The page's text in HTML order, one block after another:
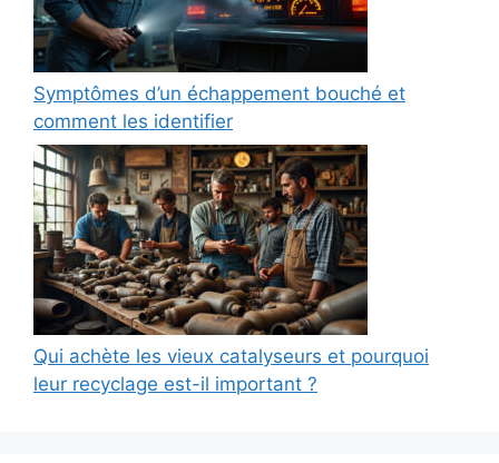
Symptômes d’un échappement bouché et
comment les identifier
Qui achète les vieux catalyseurs et pourquoi
leur recyclage est-il important ?